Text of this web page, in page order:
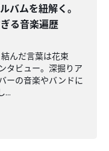
バムを紐解く。
る音楽遍歴
んだ言葉は花束
タビュー。深掘りア
ーの音楽やバンドに
...